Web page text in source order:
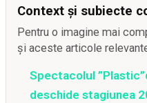
Context și subiecte
Pentru o imagine mai
și aceste articole
Spectacolul
deschide stagiunea